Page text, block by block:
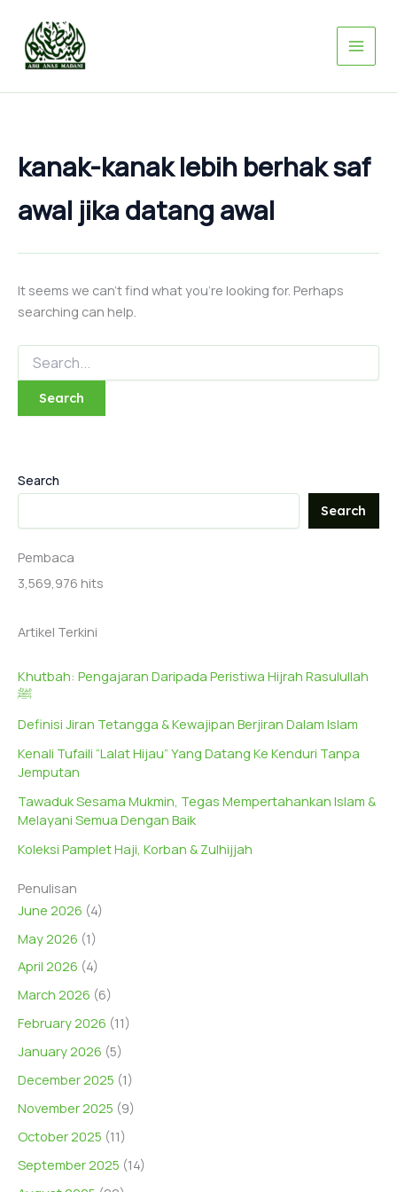
content
kanak-kanak lebih berhak saf
awal jika datang awal
It seems we can’t find what you’re looking for. Perhaps
searching can help.
for:
Search
Search
Pembaca
3,569,976 hits
Artikel Terkini
Khutbah: Pengajaran Daripada Peristiwa Hijrah Rasulullah
ﷺ
Definisi Jiran Tetangga & Kewajipan Berjiran Dalam Islam
Kenali Tufaili “Lalat Hijau” Yang Datang Ke Kenduri Tanpa
Jemputan
Tawaduk Sesama Mukmin, Tegas Mempertahankan Islam &
Melayani Semua Dengan Baik
Koleksi Pamplet Haji, Korban & Zulhijjah
Penulisan
June 2026 (4)
May 2026 (1)
April 2026 (4)
March 2026 (6)
February 2026 (11)
January 2026 (5)
December 2025 (1)
November 2025 (9)
October 2025 (11)
September 2025 (14)